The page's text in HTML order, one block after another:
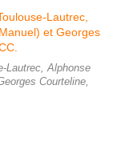
Lautrec, Alphonse
Courteline,